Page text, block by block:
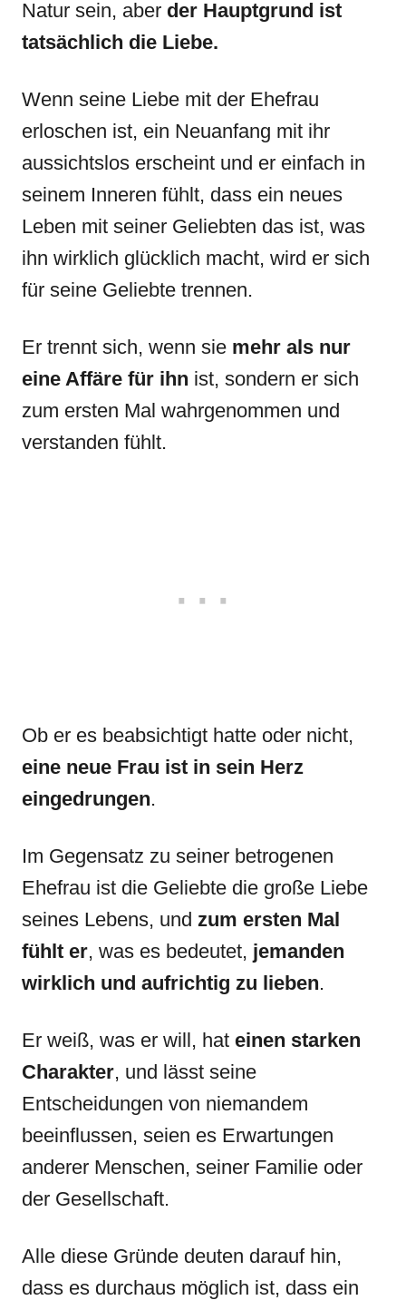
Natur sein, aber der Hauptgrund ist
tatsächlich die Liebe.
Wenn seine Liebe mit der Ehefrau
erloschen ist, ein Neuanfang mit ihr
aussichtslos erscheint und er einfach in
seinem Inneren fühlt, dass ein neues
Leben mit seiner Geliebten das ist, was
ihn wirklich glücklich macht, wird er sich
für seine Geliebte trennen.
Er trennt sich, wenn sie mehr als nur
eine Affäre für ihn ist, sondern er sich
zum ersten Mal wahrgenommen und
verstanden fühlt.
Ob er es beabsichtigt hatte oder nicht,
eine neue Frau ist in sein Herz
eingedrungen.
Im Gegensatz zu seiner betrogenen
Ehefrau ist die Geliebte die große Liebe
seines Lebens, und zum ersten Mal
fühlt er, was es bedeutet, jemanden
wirklich und aufrichtig zu lieben.
Er weiß, was er will, hat einen starken
Charakter, und lässt seine
Entscheidungen von niemandem
beeinflussen, seien es Erwartungen
anderer Menschen, seiner Familie oder
der Gesellschaft.
Alle diese Gründe deuten darauf hin,
dass es durchaus möglich ist, dass ein